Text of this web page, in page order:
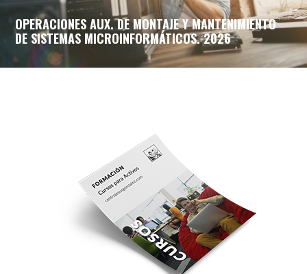
OPERACIONES AUX. DE MONTAJE Y MANTENIMIENTO
DE SISTEMAS MICROINFORMÁTICOS. 2026